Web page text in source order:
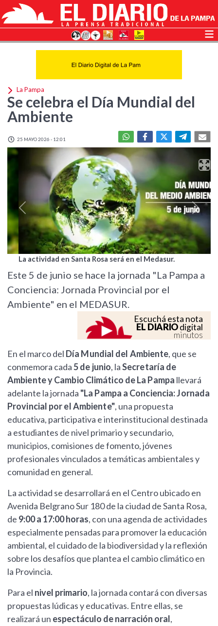
La Pampa
Se celebra el Día Mundial del
Ambiente
25 MAYO 2026 - 12:01
La actividad en Santa Rosa será en el Medasur.
Previous Next
Este 5 de junio se hace la jornada "La Pampa a
Conciencia: Jornada Provincial por el
Ambiente" en el MEDASUR.
Escuchá esta nota
EL DIARIOdigital
minutos
En el marco del Día Mundial del Ambiente, que se
conmemora cada5 de junio, laSecretaría de
Ambiente y Cambio Climático de La Pampa llevará
adelante la jornada "La Pampa a Conciencia: Jornada
Provincial por el Ambiente", una propuesta
educativa, participativa e interinstitucional destinada
a estudiantes de nivel primario y secundario,
municipios, comisiones de fomento, jóvenes
profesionales vinculados a temáticas ambientales y
comunidad en general.
La actividad se desarrollará en el Centro ubicado en
Avenida Belgrano Sur 180 de la ciudad de Santa Rosa,
de 9:00 a 17:00 horas, con una agenda de actividades
especialmente pensadas para promover la educación
ambiental, el cuidado de la biodiversidad y la reflexión
sobre los desafíos que plantea el cambio climático en
la Provincia.
Para el nivel primario, la jornada contará con diversas
propuestas lúdicas y educativas. Entre ellas, se
realizará un espectáculo de narración oral,